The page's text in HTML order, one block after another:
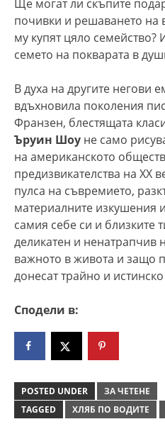
Ще могат ли скъпите
почивки и решаването на
му купят цяло семейство?
семето на покварата в
В духа на другите негови
вдъхновила поколения
Франзен, блестящата
Ъруин Шоу не само
на американското
предизвикателства на XX
пулса на съвремието,
материалните изкушения
самия себе си и близките
деликатен и ненатрапчив
важното в живота и защо
донесат трайно и
Сподели в:
POSTED UNDER
ЗА ЧЕТЕНЕ
TAGGED
ХЛЯБ ПО ВОДИТЕ